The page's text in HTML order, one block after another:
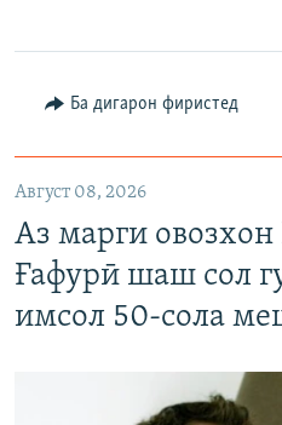
Ба дигарон фиристед
Август 08, 2026
Аз марги
Ғафурӣ шаш сол
имсол 50-сола